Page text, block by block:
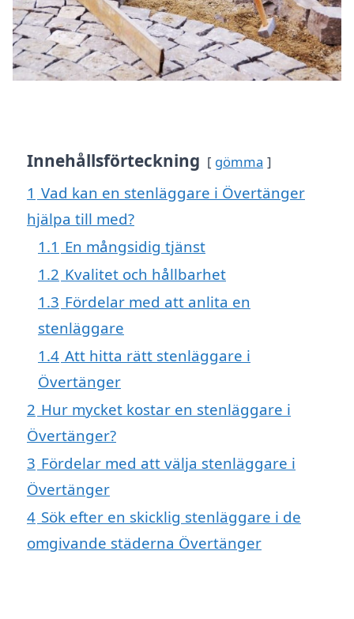
Innehållsförteckning gömma
1 Vad kan en stenläggare i Övertänger
hjälpa till med?
1.1 En mångsidig tjänst
1.2 Kvalitet och hållbarhet
1.3 Fördelar med att anlita en
stenläggare
1.4 Att hitta rätt stenläggare i
Övertänger
2 Hur mycket kostar en stenläggare i
Övertänger?
3 Fördelar med att välja stenläggare i
Övertänger
4 Sök efter en skicklig stenläggare i de
omgivande städerna Övertänger